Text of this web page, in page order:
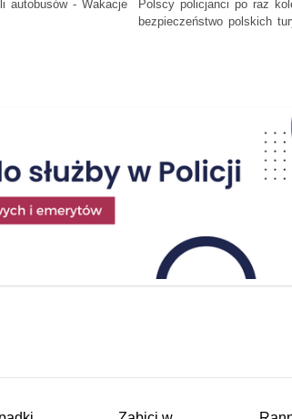
autobusów - Wakacje
Polscy policjanci po raz
bezpieczeństwo polskich